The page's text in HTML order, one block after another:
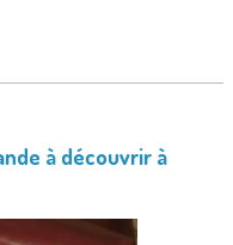
à découvrir à